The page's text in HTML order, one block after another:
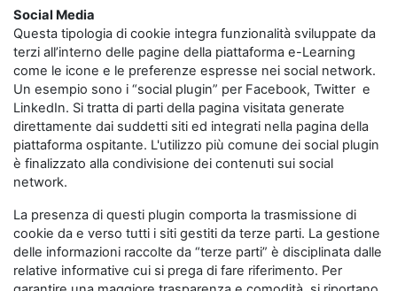
Social Media
Questa tipologia di cookie integra funzionalità sviluppate da
terzi all’interno delle pagine della piattaforma e-Learning
come le icone e le preferenze espresse nei social network.
Un esempio sono i “social plugin” per Facebook, Twitter e
LinkedIn. Si tratta di parti della pagina visitata generate
direttamente dai suddetti siti ed integrati nella pagina della
piattaforma ospitante. L'utilizzo più comune dei social plugin
è finalizzato alla condivisione dei contenuti sui social
network.
La presenza di questi plugin comporta la trasmissione di
cookie da e verso tutti i siti gestiti da terze parti. La gestione
delle informazioni raccolte da “terze parti” è disciplinata dalle
relative informative cui si prega di fare riferimento. Per